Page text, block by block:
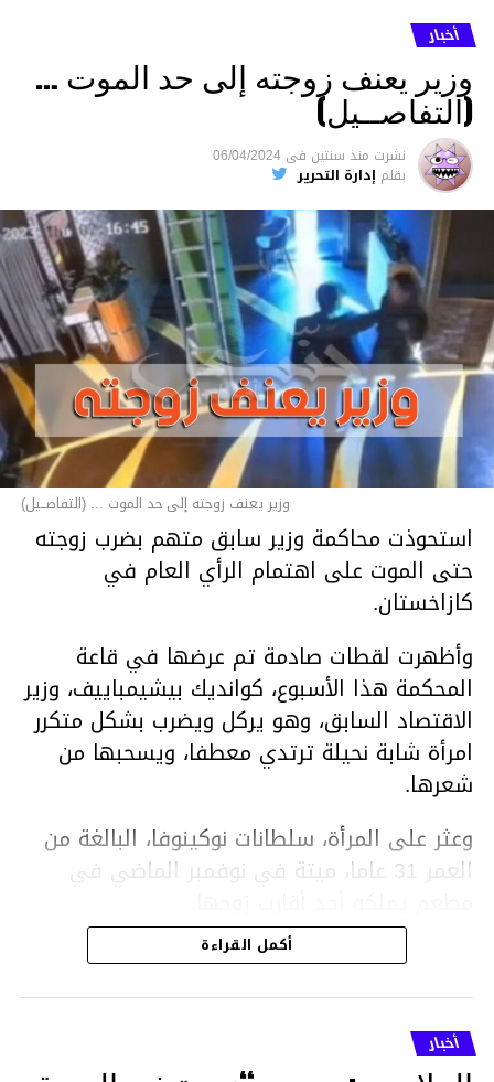
أخبار
وزير يعنف زوجته إلى حد الموت …
(التفاصــيل)
نشرت منذ سنتين فى 06/04/2024
بقلم إدارة التحرير
وزير يعنف زوجته إلى حد الموت ... (التفاصــيل)
استحوذت محاكمة وزير سابق متهم بضرب زوجته
حتى الموت على اهتمام الرأي العام في
كازاخستان.
وأظهرت لقطات صادمة تم عرضها في قاعة
المحكمة هذا الأسبوع، كوانديك بيشيمباييف، وزير
الاقتصاد السابق، وهو يركل ويضرب بشكل متكرر
امرأة شابة نحيلة ترتدي معطفا، ويسحبها من
شعرها.
وعثر على المرأة، سلطانات نوكينوفا، البالغة من
العمر 31 عاما، ميتة في نوفمبر الماضي في
ووفقا لتقرير الطبيب الشرعي، توفيت نوكينوفا
متأثرة بصدمة في الدماغ، وكانت إحدى عظام
أنفها مكسورة وكانت هناك كدمات متعددة على
وجهها ورأسها وذراعيها ويديها.
أكمل القراءة
أخبار